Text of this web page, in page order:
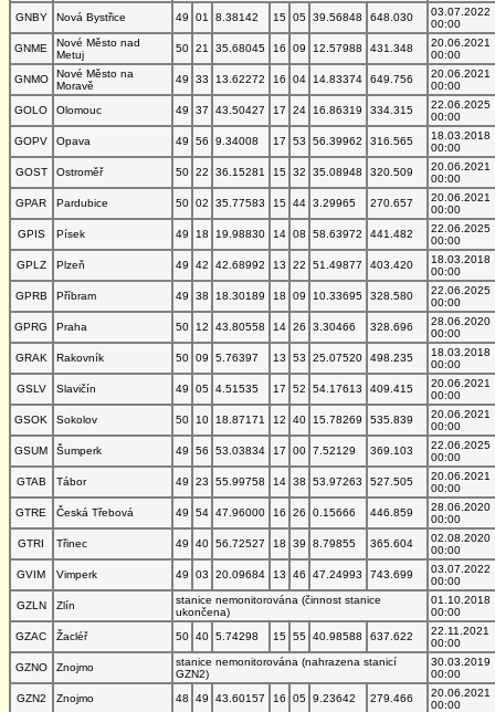
GNBY
Nová Bystřice 49 01 8.38142 15 05 39.56848 648.030
03.07.2022
00:00
GNME
Nové Město nad
Metuj
50 21 35.68045 16 09 12.57988 431.348
20.06.2021
00:00
GNMO
Nové Město na
Moravě
49 33 13.62272 16 04 14.83374 649.756
20.06.2021
00:00
GOLO
Olomouc 49 37 43.50427 17 24 16.86319 334.315
22.06.2025
00:00
GOPV
Opava 49 56 9.34008 17 53 56.39962 316.565
18.03.2018
00:00
GOST
Ostroměř 50 22 36.15281 15 32 35.08948 320.509
20.06.2021
00:00
GPAR
Pardubice 50 02 35.77583 15 44 3.29965 270.657
20.06.2021
00:00
GPIS
Písek 49 18 19.98830 14 08 58.63972 441.482
22.06.2025
00:00
GPLZ
Plzeň 49 42 42.68992 13 22 51.49877 403.420
18.03.2018
00:00
GPRB
Příbram 49 38 18.30189 18 09 10.33695 328.580
22.06.2025
00:00
GPRG
Praha 50 12 43.80558 14 26 3.30466 328.696
28.06.2020
00:00
GRAK
Rakovník 50 09 5.76397 13 53 25.07520 498.235
18.03.2018
00:00
GSLV
Slavičín 49 05 4.51535 17 52 54.17613 409.415
20.06.2021
00:00
GSOK
Sokolov 50 10 18.87171 12 40 15.78269 535.839
20.06.2021
00:00
GSUM
Šumperk 49 56 53.03834 17 00 7.52129 369.103
22.06.2025
00:00
GTAB
Tábor 49 23 55.99758 14 38 53.97263 527.505
20.06.2021
00:00
GTRE
Česká Třebová 49 54 47.96000 16 26 0.15666 446.859
28.06.2020
00:00
GTRI
Třinec 49 40 56.72527 18 39 8.79855 365.604
02.08.2020
00:00
GVIM
Vimperk 49 03 20.09684 13 46 47.24993 743.699
03.07.2022
00:00
GZLN
Zlín
stanice nemonitorována (činnost stanice
ukončena)
01.10.2018
00:00
GZAC
Žacléř 50 40 5.74298 15 55 40.98588 637.622
22.11.2021
00:00
GZNO
Znojmo
stanice nemonitorována (nahrazena stanicí
GZN2)
30.03.2019
00:00
GZN2
Znojmo 48 49 43.60157 16 05 9.23642 279.466
20.06.2021
00:00